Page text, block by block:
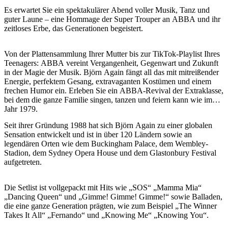
Sign
up
Es erwartet Sie ein spektakulärer Abend voller Musik, Tanz und
guter Laune – eine Hommage der Super Trouper an ABBA und ihr
zeitloses Erbe, das Generationen begeistert.
Von der Plattensammlung Ihrer Mutter bis zur TikTok-Playlist Ihres
Teenagers: ABBA vereint Vergangenheit, Gegenwart und Zukunft
in der Magie der Musik. Björn Again fängt all das mit mitreißender
Energie, perfektem Gesang, extravaganten Kostümen und einem
frechen Humor ein. Erleben Sie ein ABBA-Revival der Extraklasse,
bei dem die ganze Familie singen, tanzen und feiern kann wie im
Jahr 1979.
Seit ihrer Gründung 1988 hat sich Björn Again zu einer globalen
Sensation entwickelt und ist in über 120 Ländern sowie an
legendären Orten wie dem Buckingham Palace, dem Wembley-
Stadion, dem Sydney Opera House und dem Glastonbury Festival
aufgetreten.
Die Setlist ist vollgepackt mit Hits wie „SOS“ „Mamma Mia“
„Dancing Queen“ und „Gimme! Gimme! Gimme!“ sowie Balladen,
die eine ganze Generation prägten, wie zum Beispiel „The Winner
Takes It All“ „Fernando“ und „Knowing Me“ „Knowing You“.